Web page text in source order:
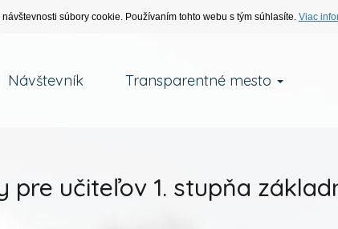
súbory cookie. Používaním tohto webu s tým súhlasíte. Viac
Návštevník Transparentné mesto
učiteľov 1. stupňa